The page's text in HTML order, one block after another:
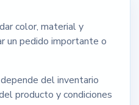
color, material y
un pedido importante o
del inventario
producto y condiciones